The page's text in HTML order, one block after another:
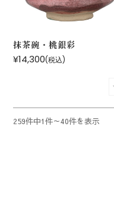
抹茶碗・桃銀彩
¥14,300(税込)
259件中1件～40件を表示